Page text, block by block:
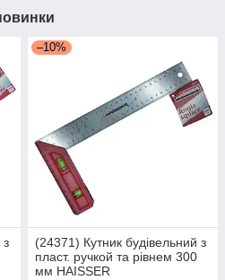
з
–10%
(24371) Кутник будівельний з
пласт. ручкой та рівнем 300
мм HAISSER